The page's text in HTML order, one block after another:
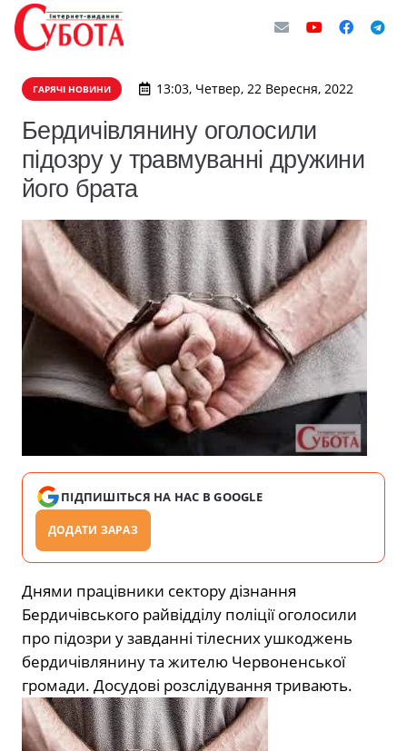
ГАРЯЧІ НОВИНИ 13:03, Четвер, 22 Вересня, 2022
Бердичівлянину оголосили
підозру у травмуванні дружини
його брата
ПІДПИШІТЬСЯ НА НАС В GOOGLE
ДОДАТИ ЗАРАЗ
Днями працівники сектору дізнання
Бердичівського райвідділу поліції оголосили
про підозри у завданні тілесних ушкоджень
бердичівлянину та жителю Червоненської
громади. Досудові розслідування тривають.